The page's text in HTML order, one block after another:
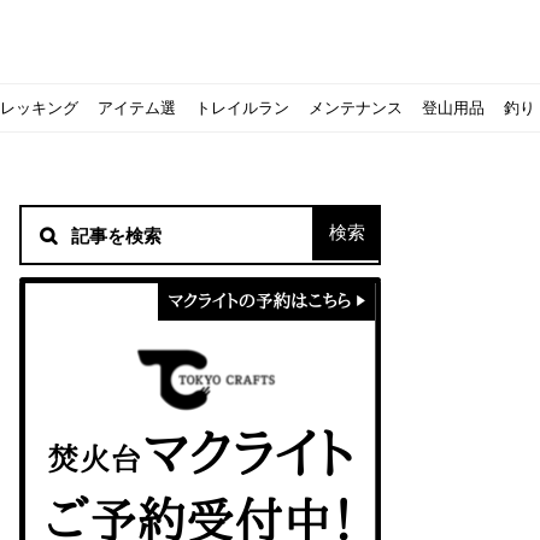
る！山梨県の九鬼山（くきやま）登山体験レポ
積雪期の谷川岳で今シーズン最後の雪山を堪能してきた
！売却する方法や条件、手続きの流れを確認
キャンプ場の宿泊や利用券をふるさと納税でゲット！おすすめ
に参加してきました
レストハウス水郷で持ち込みBBQしてみた
一生物のアウトドアブーツならダナー！3つの理由とおすすめア
に行ってみた！
ピコグリル入荷してます！ @小倉店
ランス・ボーヌトレッキング編〜
ベランピングアイディア7選！家にいながらおしゃれキャンプ♪
キャンプ用品の『ポイント買取』について
マクライトの口コミ・評判は？人気焚き火台の魅力・気になる
ッカーでも作れるおすすめレシピをご紹介
尾根」から槍ヶ岳へ！
【八ヶ岳最高峰へ】南八ヶ岳テント泊登山、赤岳〜横岳〜硫黄
ントスおすすめヘッドライトのご紹介
ングシューズはどちらを選ぶべき？｜サロモンの定番シューズで解
カリマーのおすすめリュック容量別12選｜目的別の選び方も合
ならスポルティバ！3つの理由とおすすめ7選
クライミングユーザー参加型の動画マップ「クライミングチャ
に教わる！『食感と旨みのタマゴサンド』の作り方
食うか食われるか、野生動物で一番怖いのは【17＃自分のキャ
ッキング
ズクイン』、人気の理由とおすすめウェアを紹介
【コスパ◎】キャンプデビューに最適！サウスフィールドのお
アイテム選
ズクイン』、人気の理由とおすすめウェアを紹介
【コスパ◎】キャンプデビューに最適！サウスフィールドのお
トレイルラン
｜サロモンの定番シューズで解説&ご紹介
しむために必要な装備6選【初級〜中級者向け】
トレラン初心者必見！日頃のトレーニングから中距離レースま
メンテナンス
！用途別おすすめ水筒を紹介！便利アイテムも
【こずチャンネル】使わなくなったキャンプ道具の行方！【初
登山用品
クを比較！人数・用途別でおすすめを紹介
クライミング道具はゼロポイントで揃えよう！種類別で人気ア
釣り
の体験レポート】
アジングロッドおすすめ10選！基本タックルから選び方まで紹介
フスキンの魅力と用途別おすすめリュック9選
ティートンブロスのブランドに込められた想いとは！？おすす
なの？いまどきの海外キャンプ事情をご紹介Part.1〜ロサンゼルス
パティシエキャンパーSakiさんに教わる！簡単『フルーツシロ
に教わる！簡単『フルーツシロップ』の作り方
パティシエキャンパーSakiさんに教わる！簡単アウトドアスイ
高！ほかほか『シュウマイ』の作り方
に教わる！パン好き必見！モチモチ『ベーグル』の作り方
パティシエキャンパーSakiさんに教わる！ピリ辛が後引くうま